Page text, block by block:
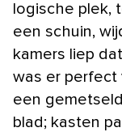
logische plek,
een schuin,
kamers liep
was er perfect
een
blad; kasten